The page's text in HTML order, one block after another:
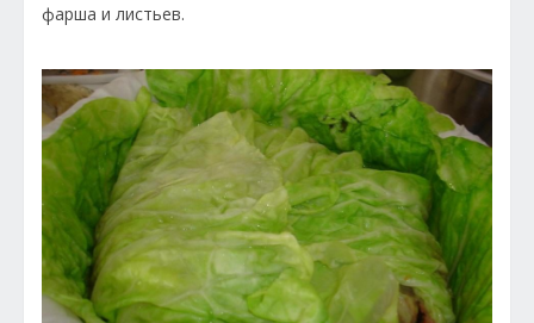
фарша и листьев.